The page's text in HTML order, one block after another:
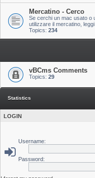
Mercatino - Cerco
Se cerchi un mac usato o
utilizzare il mercatino,
Topics: 234
vBCms Comments
Topics: 29
Statistics
LOGIN
Username:
Password: